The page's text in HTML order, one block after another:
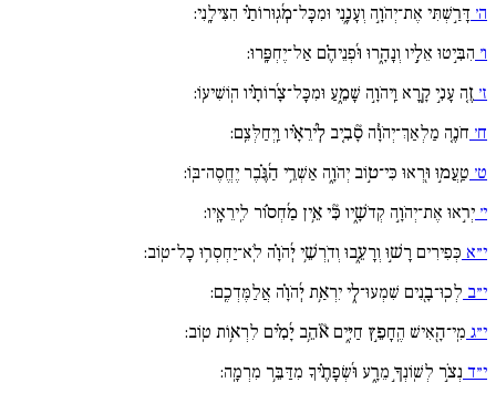
ה׳ דָּרַ֣שְׁתִּי אֶת־יְהֹוָ֣ה וְעָנָ֑נִי וּמִכָּל־מְ֜גֽוּרוֹתַ֗י הִצִּילָֽנִי:
ו׳ הִבִּ֣יטוּ אֵלָ֣יו וְנָהָ֑רוּ וּ֜פְנֵיהֶ֗ם אַל־יֶחְפָּֽרוּ:
ז׳ זֶ֚ה עָנִ֣י קָ֖רָא וַֽיהֹוָ֣ה שָׁמֵ֑עַ וּמִכָּל־צָ֜רוֹתָ֗יו הֽוֹשִׁיעֽוֹ:
ח׳ חֹנֶ֚ה מַלְאַךְ־יְהֹוָ֓ה סָ֘בִ֚יב לִֽ֜ירֵאָ֗יו וַֽיְחַלְּצֵֽם:
ט׳ טַֽעֲמ֣וּ וּ֖רְאוּ כִּי־ט֣וֹב יְהֹוָ֑ה אַשְׁרֵ֥י הַ֜גֶּ֗בֶר יֶחֱסֶה־בּֽוֹ:
י׳ יְר֣אוּ אֶת־יְהֹוָ֣ה קְדֹשָׁ֑יו כִּ֘י אֵ֥ין מַ֜חְס֗וֹר לִֽירֵאָֽיו:
י״א כְּפִירִים רָשׁ֣וּ וְרָעֵ֑בוּ וְדֹֽרְשֵׁ֥י יְ֜הֹוָ֗ה לֹֽא־יַחְסְר֥וּ כָל־טֽוֹב:
י״ב לְכֽוּ־בָ֖נִים שִׁמְעוּ־לִ֑י יִרְאַ֥ת יְ֜הֹוָ֗ה אֲלַמֶּדְכֶֽם:
י״ג מִֽי־הָ֖אִישׁ הֶֽחָפֵ֣ץ חַיִּ֑ים אֹ֘הֵ֥ב יָ֜מִ֗ים לִרְא֥וֹת טֽוֹב:
י״ד נְצֹ֣ר לְשֽׁוֹנְךָ֣ מֵרָ֑ע וּ֜שְׂפָתֶ֗יךָ מִדַּבֵּ֥ר מִרְמָֽה: